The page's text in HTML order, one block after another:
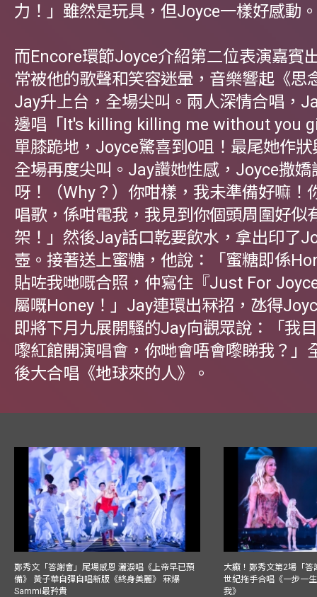
力！」雖然是玩具，但Joyce一樣好感動。
而Encore環節Joyce介紹第二位表演嘉賓
常被他的歌聲和笑容迷暈，音樂響起《思
Jay升上台，全場尖叫。兩人深情合唱，
邊唱「It's killing killing me without you
單膝跪地，Joyce驚喜到O咀！最尾她作
全場再度尖叫。Jay讚她性感，Joyce撒嬌
呀！（Why？）你咁樣，我未準備好嘛！
唱歌，係咁電我，我見到你個頭周圍好似
架！」然後Jay話口乾要飲水，拿出印了
壺。接著送上蜜糖，他說：「蜜糖即係
貼咗我哋嘅合照，仲寫住『Just For
屬嘅Honey！」Jay連環出冧招，氹得
即將下月九展開騷的Jay向觀眾說：「我
嚟紅館開演唱會，你哋會唔會嚟睇我？」
後大合唱《地球來的人》。
鄭秀文「答謝會」尾場感恩 灑淚唱《上帝早已預
備》 黃子華自彈自唱新版《終身美麗》 冧爆
Sammi最矜貴
大癲！鄭秀文第2場「
世紀拖手合唱《一步一
我》